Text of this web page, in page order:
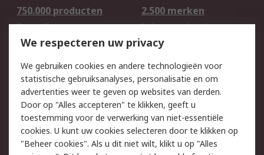
750.000 producten
2.500 merken
Bestellen
Inkoopoplossingen
Retouren
Technisch advies
Track & Trace
Wettelijk
Cookiebeleid
Email veiligheid
Privacybeleid -
Bijgewerkt
Websitevoorwaarden
We respecteren uw privacy
We gebruiken cookies en andere technologieën voor
statistische gebruiksanalyses, personalisatie en om
advertenties weer te geven op websites van derden.
Door op "Alles accepteren" te klikken, geeft u
toestemming voor de verwerking van niet-essentiële
cookies. U kunt uw cookies selecteren door te klikken op
"Beheer cookies". Als u dit niet wilt, klikt u op "Alles